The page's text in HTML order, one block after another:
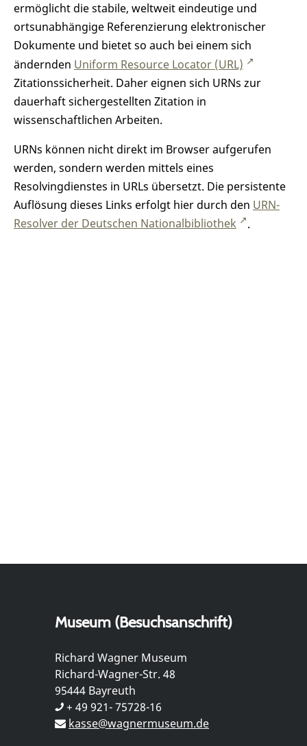
ermöglicht die stabile, weltweit eindeutige und
ortsunabhängige Referenzierung elektronischer
Dokumente und bietet so auch bei einem sich
ändernden Uniform Resource Locator (URL)
Zitationssicherheit. Daher eignen sich URNs zur
dauerhaft sichergestellten Zitation in
wissenschaftlichen Arbeiten.
URNs können nicht direkt im Browser aufgerufen
werden, sondern werden mittels eines
Resolvingdienstes in URLs übersetzt. Die persistente
Auflösung dieses Links erfolgt hier durch den URN-
Resolver der Deutschen Nationalbibliothek
.
Museum (Besuchsanschrift)
Richard Wagner Museum
Richard-Wagner-Str. 48
95444 Bayreuth
+ 49 921- 75728-16
kasse@wagnermuseum.de